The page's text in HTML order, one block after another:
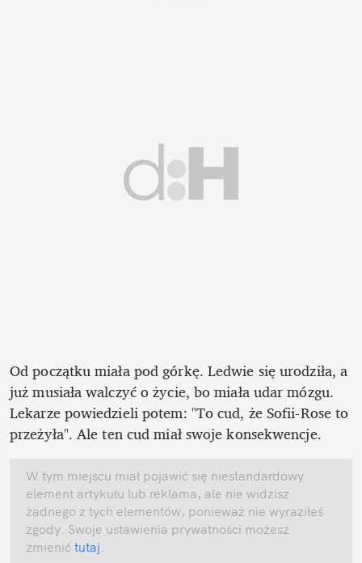
Od początku miała pod górkę. Ledwie się urodziła, a
już musiała walczyć o życie, bo miała udar mózgu.
Lekarze powiedzieli potem: "To cud, że Sofii-Rose to
przeżyła". Ale ten cud miał swoje konsekwencje.
W tym miejscu miał pojawić się niestandardowy
element artykułu lub reklama, ale nie widzisz
żadnego z tych elementów, ponieważ nie wyraziłeś
zgody. Swoje ustawienia prywatności możesz
zmienić tutaj